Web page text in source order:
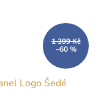
1 399 Kč
–60 %
Logo Šedé